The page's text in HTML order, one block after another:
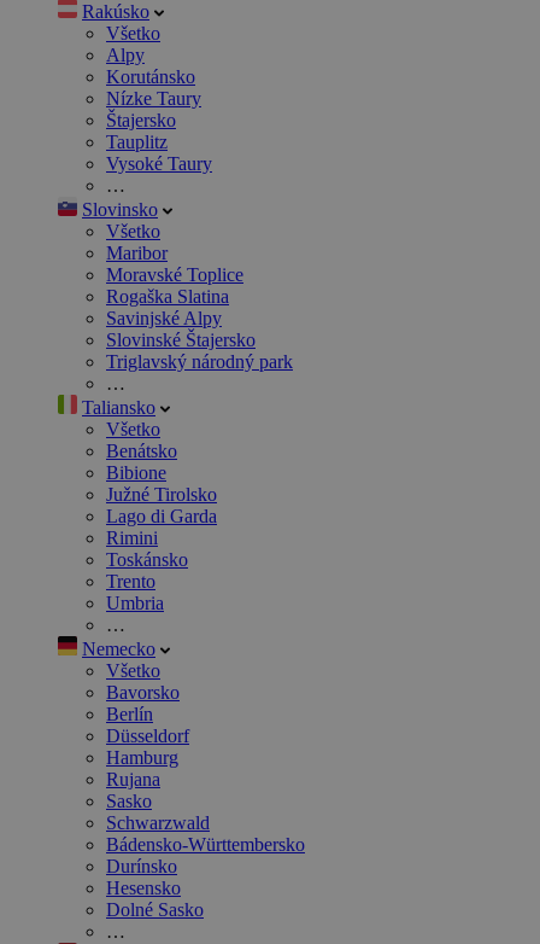
Rakúsko
Všetko
Alpy
Korutánsko
Nízke Taury
Štajersko
Tauplitz
Vysoké Taury
…
Slovinsko
Všetko
Maribor
Moravské Toplice
Rogaška Slatina
Savinjské Alpy
Slovinské Štajersko
Triglavský národný park
…
Taliansko
Všetko
Benátsko
Bibione
Južné Tirolsko
Lago di Garda
Rimini
Toskánsko
Trento
Umbria
…
Nemecko
Všetko
Bavorsko
Berlín
Düsseldorf
Hamburg
Rujana
Sasko
Schwarzwald
Bádensko-Württembersko
Durínsko
Hesensko
Dolné Sasko
…